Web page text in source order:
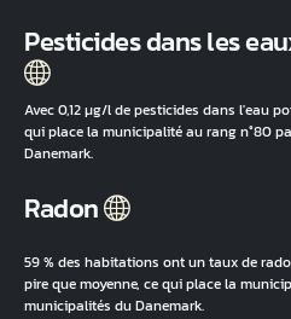
Pesticides dans les
Avec 0,12 µg/l de pesticides dans l'eau
qui place la municipalité au rang n°80
Danemark.
Radon
59 % des habitations ont un taux de
pire que moyenne, ce qui place la
municipalités du Danemark.